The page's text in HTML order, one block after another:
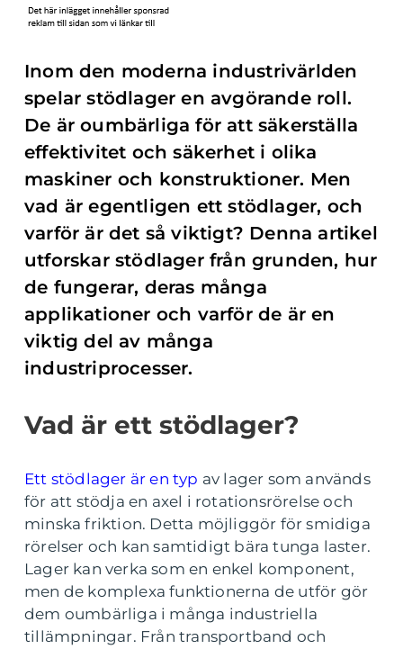
Inom den moderna industrivärlden
spelar stödlager en avgörande roll.
De är oumbärliga för att säkerställa
effektivitet och säkerhet i olika
maskiner och konstruktioner. Men
vad är egentligen ett stödlager, och
varför är det så viktigt? Denna artikel
utforskar stödlager från grunden, hur
de fungerar, deras många
applikationer och varför de är en
viktig del av många
industriprocesser.
Vad är ett stödlager?
Ett stödlager är en typ av lager som används
för att stödja en axel i rotationsrörelse och
minska friktion. Detta möjliggör för smidiga
rörelser och kan samtidigt bära tunga laster.
Lager kan verka som en enkel komponent,
men de komplexa funktionerna de utför gör
dem oumbärliga i många industriella
tillämpningar. Från transportband och